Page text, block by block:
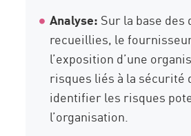
Analyse: Sur la base des
recueillies, le
l’exposition d’une
risques liés à la sécurité
identifier les risques
l’organisation.